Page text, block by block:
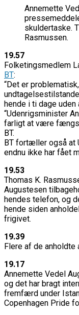
Annemette
skuldertaske.
Rasmussen.
19.57
Folketingsmedlem
BT:
“Det er
hende i ti dage uden
“Udenrigsminister
farligt at være
BT.
BT fortæller også at
endnu ikke har fået
19.53
Thomas K.
Augustesen
hendes telefon, og
hende siden
frigivet.
19.39
Flere af de
19.17
Annemette Vedel
og det har bragt
fremfærd under
Copenhagen Pride